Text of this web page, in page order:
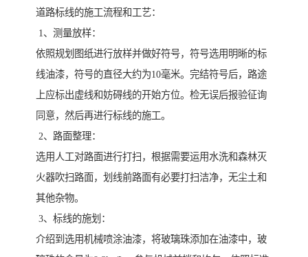
道路标线的施工流程和工艺：
1、测量放样：
依照规划图纸进行放样并做好符号，符号选用明晰的标
线油漆，符号的直径大约为10毫米。完结符号后，路途
上应标出虚线和妨碍线的开始方位。检无误后报验征询
同意，然后再进行标线的施工。
2、路面整理：
选用人工对路面进行打扫，根据需要运用水洗和森林灭
火器吹扫路面，划线前路面有必要打扫洁净，无尘土和
其他杂物。
3、标线的施划：
介绍到选用机械喷涂油漆，将玻璃珠添加在油漆中，玻